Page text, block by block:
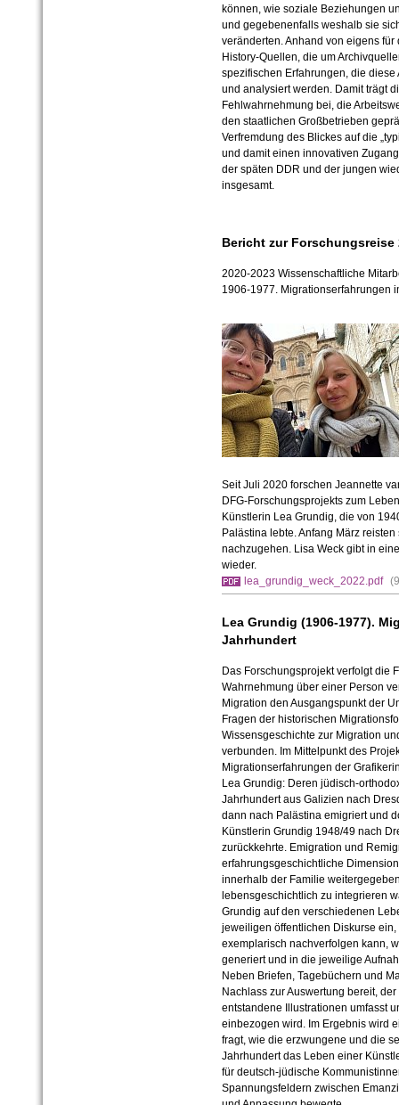
können, wie soziale Beziehungen
und gegebenenfalls weshalb sie
veränderten. Anhand von eigens
History-Quellen, die um
spezifischen Erfahrungen, die
und analysiert werden. Damit trägt
Fehlwahrnehmung bei, die
den staatlichen Großbetrieben
Verfremdung des Blickes auf die
und damit einen innovativen
der späten DDR und der jungen
insgesamt.
Bericht zur Forschungsreise
2020-2023 Wissenschaftliche
1906-1977. Migrationserfahrungen
Seit Juli 2020 forschen Jeannette
DFG-Forschungsprojekts zum
Künstlerin Lea Grundig, die von
Palästina lebte. Anfang März
nachzugehen. Lisa Weck gibt in
wieder.
lea_grundig_weck_2022.pdf
Lea Grundig (1906-1977).
Jahrhundert
Das Forschungsprojekt verfolgt die
Wahrnehmung über einer Person
Migration den Ausgangspunkt der
Fragen der historischen
Wissensgeschichte zur Migration
verbunden. Im Mittelpunkt des
Migrationserfahrungen der
Lea Grundig: Deren jüdisch-
Jahrhundert aus Galizien nach
dann nach Palästina emigriert und
Künstlerin Grundig 1948/49 nach
zurückkehrte. Emigration und
erfahrungsgeschichtliche
innerhalb der Familie
lebensgeschichtlich zu integrieren
Grundig auf den verschiedenen
jeweiligen öffentlichen Diskurse
exemplarisch nachverfolgen kann,
generiert und in die jeweilige
Neben Briefen, Tagebüchern und
Nachlass zur Auswertung bereit,
entstandene Illustrationen umfasst
einbezogen wird. Im Ergebnis wird
fragt, wie die erzwungene und die
Jahrhundert das Leben einer
für deutsch-jüdische
Spannungsfeldern zwischen